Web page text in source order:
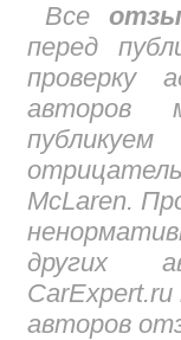
Все
перед
проверку
авторов
McLaren.
других
авторов